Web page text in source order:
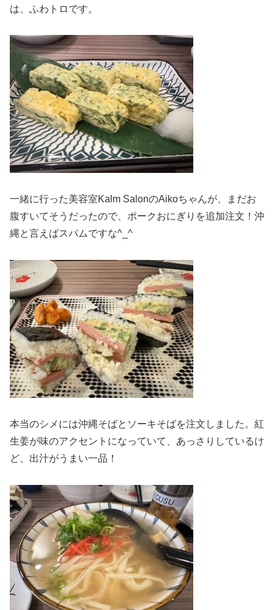
は、ふわトロです。
一緒に行った美容室Kalm SalonのAikoちゃんが、まだお
腹すいてそうだったので、ポークおにぎりを追加注文！沖
縄と言えばスパムですな^_^
本当のシメには沖縄そばとソーキそばを注文しました。紅
生姜が味のアクセントになっていて、あっさりしているけ
ど、出汁がうまい一品！